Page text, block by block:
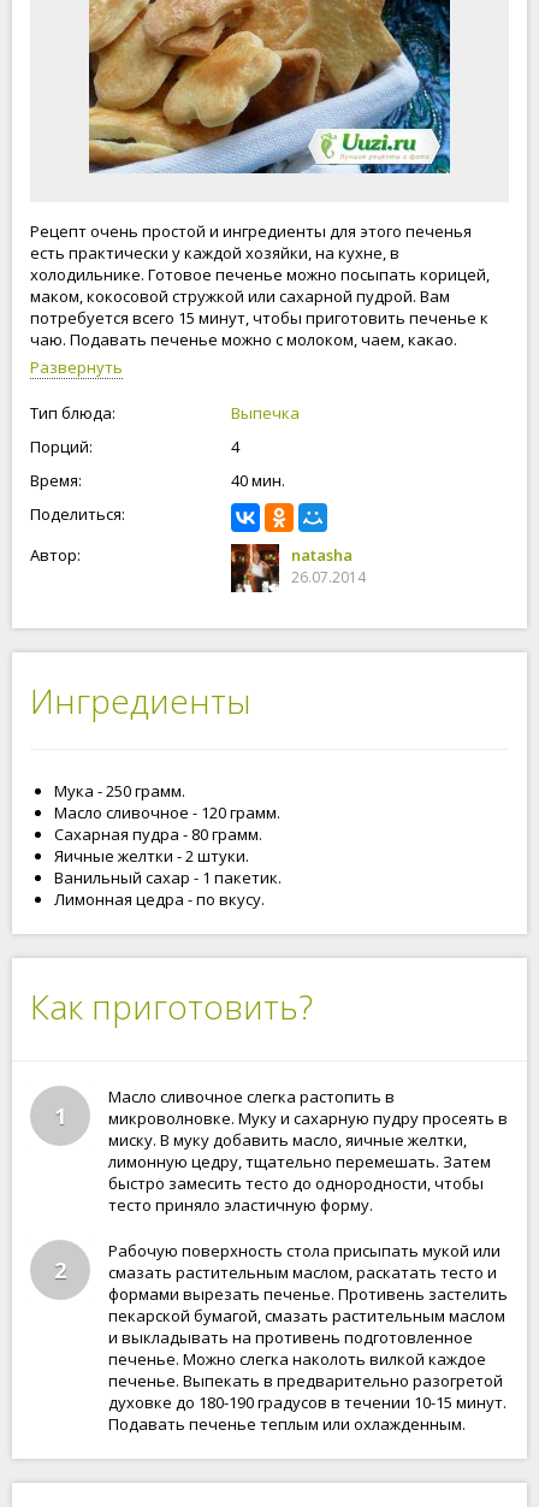
Рецепт очень простой и ингредиенты для этого печенья
есть практически у каждой хозяйки, на кухне, в
холодильнике. Готовое печенье можно посыпать корицей,
маком, кокосовой стружкой или сахарной пудрой. Вам
потребуется всего 15 минут, чтобы приготовить печенье к
чаю. Подавать печенье можно с молоком, чаем, какао.
Наслаждайтесь вкусным печеньем.
Развернуть
Тип блюда:
Выпечка
Порций:
4
Время:
40 мин.
Поделиться:
Автор:
natasha
26.07.2014
Ингредиенты
Мука - 250 грамм.
Масло сливочное - 120 грамм.
Сахарная пудра - 80 грамм.
Яичные желтки - 2 штуки.
Ванильный сахар - 1 пакетик.
Лимонная цедра - по вкусу.
Как приготовить?
1
Масло сливочное слегка растопить в
микроволновке. Муку и сахарную пудру просеять в
миску. В муку добавить масло, яичные желтки,
лимонную цедру, тщательно перемешать. Затем
быстро замесить тесто до однородности, чтобы
тесто приняло эластичную форму.
2
Рабочую поверхность стола присыпать мукой или
смазать растительным маслом, раскатать тесто и
формами вырезать печенье. Противень застелить
пекарской бумагой, смазать растительным маслом
и выкладывать на противень подготовленное
печенье. Можно слегка наколоть вилкой каждое
печенье. Выпекать в предварительно разогретой
духовке до 180-190 градусов в течении 10-15 минут.
Подавать печенье теплым или охлажденным.